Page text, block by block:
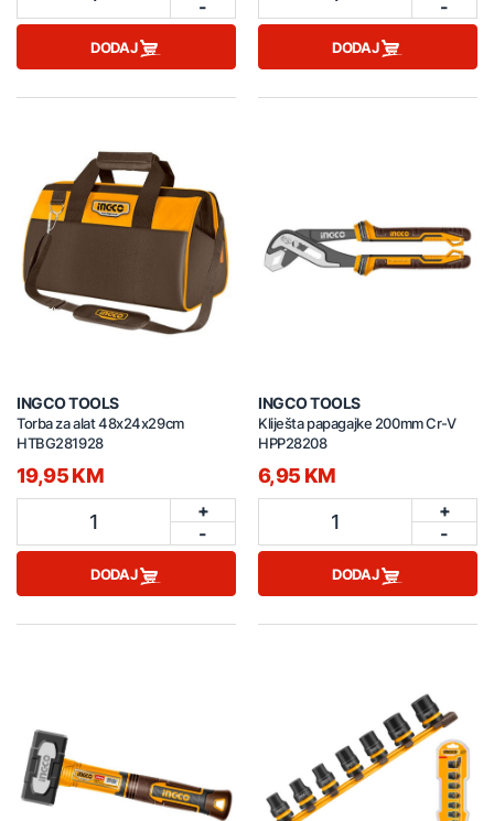
-
DODAJ
-
DODAJ
INGCO TOOLS
Torba za alat 48x24x29cm
HTBG281928
19,95 KM
1
+
-
DODAJ
INGCO TOOLS
Kliješta papagajke 200mm Cr-V
HPP28208
6,95 KM
1
+
-
DODAJ